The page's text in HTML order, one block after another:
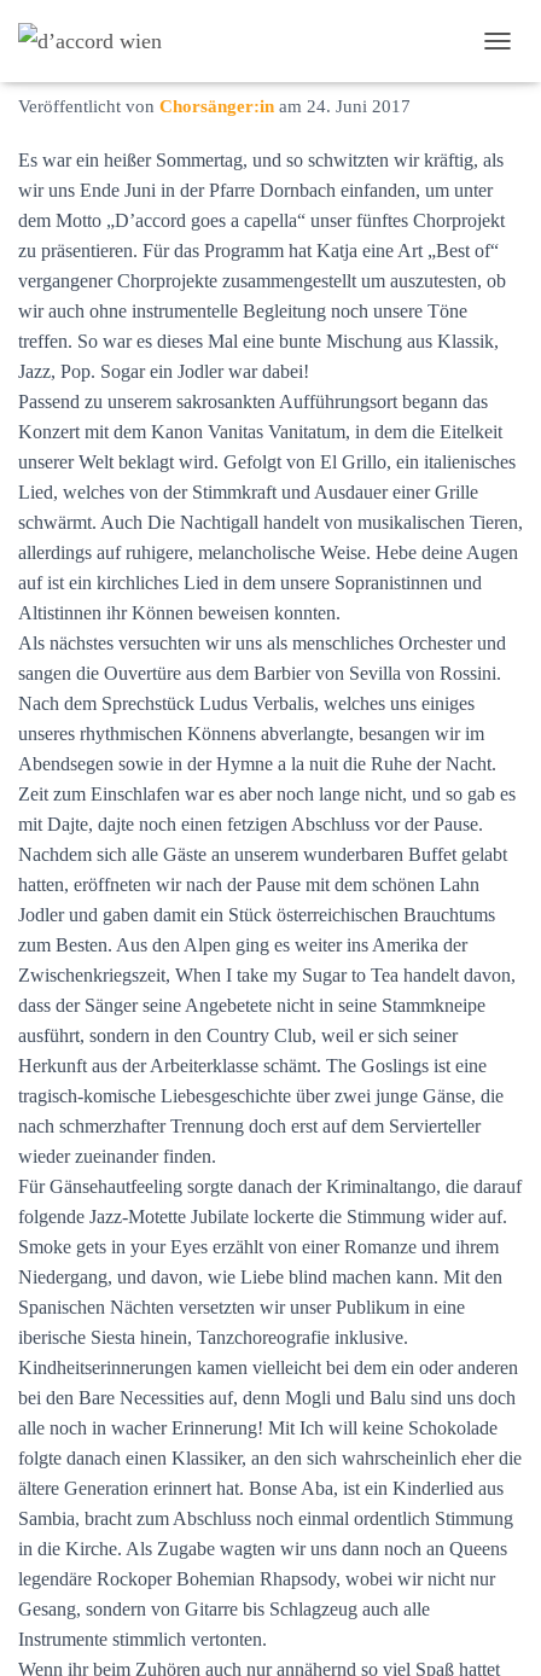
Abschlusskonzert 2016
Veröffentlicht von Chorsänger:in am 24. Juni 2017
Es war ein heißer Sommertag, und so schwitzten wir kräftig, als
wir uns Ende Juni in der Pfarre Dornbach einfanden, um unter
dem Motto „D’accord goes a capella“ unser fünftes Chorprojekt
zu präsentieren. Für das Programm hat Katja eine Art „Best of“
vergangener Chorprojekte zusammengestellt um auszutesten, ob
wir auch ohne instrumentelle Begleitung noch unsere Töne
treffen. So war es dieses Mal eine bunte Mischung aus Klassik,
Jazz, Pop. Sogar ein Jodler war dabei!
Passend zu unserem sakrosankten Aufführungsort begann das
Konzert mit dem Kanon Vanitas Vanitatum, in dem die Eitelkeit
unserer Welt beklagt wird. Gefolgt von El Grillo, ein italienisches
Lied, welches von der Stimmkraft und Ausdauer einer Grille
schwärmt. Auch Die Nachtigall handelt von musikalischen Tieren,
allerdings auf ruhigere, melancholische Weise. Hebe deine Augen
auf ist ein kirchliches Lied in dem unsere Sopranistinnen und
Altistinnen ihr Können beweisen konnten.
Als nächstes versuchten wir uns als menschliches Orchester und
sangen die Ouvertüre aus dem Barbier von Sevilla von Rossini.
Nach dem Sprechstück Ludus Verbalis, welches uns einiges
unseres rhythmischen Könnens abverlangte, besangen wir im
Abendsegen sowie in der Hymne a la nuit die Ruhe der Nacht.
Zeit zum Einschlafen war es aber noch lange nicht, und so gab es
mit Dajte, dajte noch einen fetzigen Abschluss vor der Pause.
Nachdem sich alle Gäste an unserem wunderbaren Buffet gelabt
hatten, eröffneten wir nach der Pause mit dem schönen Lahn
Jodler und gaben damit ein Stück österreichischen Brauchtums
zum Besten. Aus den Alpen ging es weiter ins Amerika der
Zwischenkriegszeit, When I take my Sugar to Tea handelt davon,
dass der Sänger seine Angebetete nicht in seine Stammkneipe
ausführt, sondern in den Country Club, weil er sich seiner
Herkunft aus der Arbeiterklasse schämt. The Goslings ist eine
tragisch-komische Liebesgeschichte über zwei junge Gänse, die
nach schmerzhafter Trennung doch erst auf dem Servierteller
wieder zueinander finden.
Für Gänsehautfeeling sorgte danach der Kriminaltango, die darauf
folgende Jazz-Motette Jubilate lockerte die Stimmung wider auf.
Smoke gets in your Eyes erzählt von einer Romanze und ihrem
Niedergang, und davon, wie Liebe blind machen kann. Mit den
Spanischen Nächten versetzten wir unser Publikum in eine
iberische Siesta hinein, Tanzchoreografie inklusive.
Kindheitserinnerungen kamen vielleicht bei dem ein oder anderen
bei den Bare Necessities auf, denn Mogli und Balu sind uns doch
alle noch in wacher Erinnerung! Mit Ich will keine Schokolade
folgte danach einen Klassiker, an den sich wahrscheinlich eher die
ältere Generation erinnert hat. Bonse Aba, ist ein Kinderlied aus
Sambia, bracht zum Abschluss noch einmal ordentlich Stimmung
in die Kirche. Als Zugabe wagten wir uns dann noch an Queens
legendäre Rockoper Bohemian Rhapsody, wobei wir nicht nur
Gesang, sondern von Gitarre bis Schlagzeug auch alle
Instrumente stimmlich vertonten.
Wenn ihr beim Zuhören auch nur annähernd so viel Spaß hattet